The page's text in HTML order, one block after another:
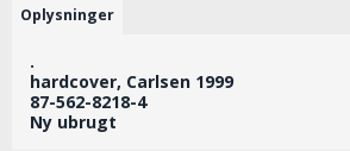
Oplysninger
.
hardcover, Carlsen 1999
87-562-8218-4
Ny ubrugt